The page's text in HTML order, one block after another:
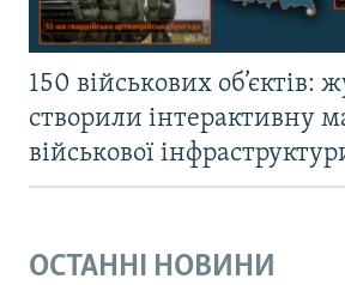
150 військових об’єктів:
створили інтерактивну
військової
ОСТАННІ НОВИНИ